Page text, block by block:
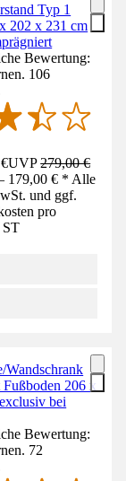
Typ 1
202 x 231 cm
Bewertung:
106
UVP279,00 €
179,00 € * Alle
und ggf.
pro
ST
Wandschrank
206 x
bei
Bewertung:
72